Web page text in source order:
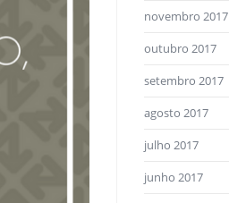
novembro 2017
outubro 2017
setembro 2017
agosto 2017
julho 2017
junho 2017